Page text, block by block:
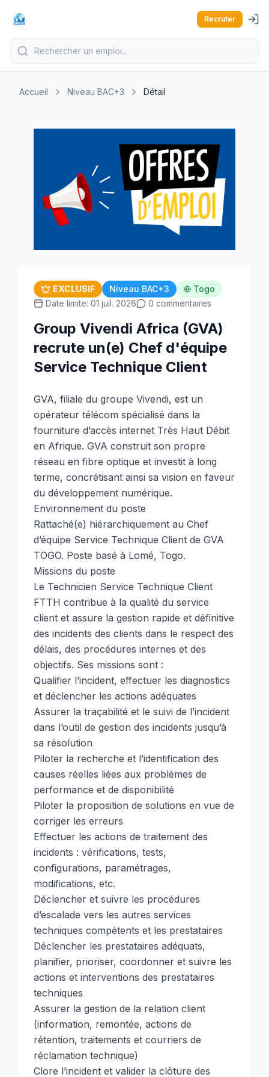
Recruter
Accueil Niveau BAC+3 Détail
EXCLUSIF Niveau BAC+3
Togo
Date limite: 01 juil. 2026
0 commentaires
Group Vivendi Africa (GVA)
recrute un(e) Chef d'équipe
Service Technique Client
GVA, filiale du groupe Vivendi, est un
opérateur télécom spécialisé dans la
fourniture d’accès internet Très Haut Débit
en Afrique. GVA construit son propre
réseau en fibre optique et investit à long
terme, concrétisant ainsi sa vision en faveur
du développement numérique.
Environnement du poste
Rattaché(e) hiérarchiquement au Chef
d’équipe Service Technique Client de GVA
TOGO. Poste basé à Lomé, Togo.
Missions du poste
Le Technicien Service Technique Client
FTTH contribue à la qualité du service
client et assure la gestion rapide et définitive
des incidents des clients dans le respect des
délais, des procédures internes et des
objectifs. Ses missions sont :
Qualifier l’incident, effectuer les diagnostics
et déclencher les actions adéquates
Assurer la traçabilité et le suivi de l’incident
dans l’outil de gestion des incidents jusqu’à
sa résolution
Piloter la recherche et l’identification des
causes réelles liées aux problèmes de
performance et de disponibilité
Piloter la proposition de solutions en vue de
corriger les erreurs
Effectuer les actions de traitement des
incidents : vérifications, tests,
configurations, paramétrages,
modifications, etc.
Déclencher et suivre les procédures
d’escalade vers les autres services
techniques compétents et les prestataires
Déclencher les prestataires adéquats,
planifier, prioriser, coordonner et suivre les
actions et interventions des prestataires
techniques
Assurer la gestion de la relation client
(information, remontée, actions de
rétention, traitements et courriers de
réclamation technique)
Clore l’incident et valider la clôture des